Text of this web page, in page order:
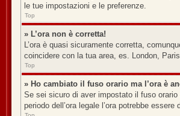
le tue impostazioni e le preferenze.
Top
» L’ora non è corretta!
L’ora è quasi sicuramente corretta,
coincidere con la tua area, es. London,
Top
» Ho cambiato il fuso orario ma l’ora è
Se sei sicuro di aver impostato il fuso orario
periodo dell’ora legale l’ora potrebbe